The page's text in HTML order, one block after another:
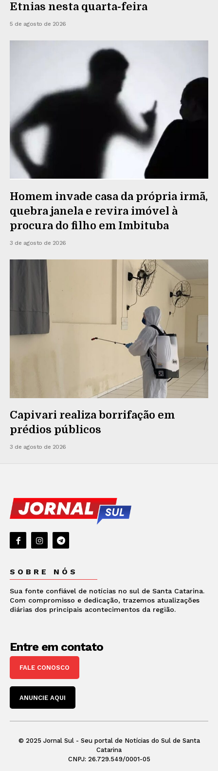
Etnias nesta quarta-feira
5 de agosto de 2026
Homem invade casa da própria irmã,
quebra janela e revira imóvel à
procura do filho em Imbituba
3 de agosto de 2026
Capivari realiza borrifação em
prédios públicos
3 de agosto de 2026
SOBRE NÓS
Sua fonte confiável de notícias no sul de Santa Catarina.
Com compromisso e dedicação, trazemos atualizações
diárias dos principais acontecimentos da região.
Entre em contato
FALE CONOSCO
ANUNCIE AQUI
© 2025 Jornal Sul - Seu portal de Notícias do Sul de Santa
Catarina
CNPJ: 26.729.549/0001-05